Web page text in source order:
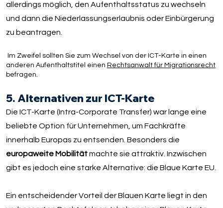
allerdings möglich, den Aufenthaltsstatus zu wechseln
und dann die Niederlassungserlaubnis oder Einbürgerung
zu beantragen.
Im Zweifel sollten Sie zum Wechsel von der ICT-Karte in einen
anderen Aufenthaltstitel einen Rechtsanwalt für Migrationsrecht
befragen.
5. Alternativen zur ICT-Karte
Die ICT-Karte (Intra-Corporate Transfer) war lange eine
beliebte Option für Unternehmen, um Fachkräfte
innerhalb Europas zu entsenden. Besonders die
europaweite Mobilitätmachte sie attraktiv. Inzwischen
gibt es jedoch eine starke Alternative: die Blaue Karte EU.
Ein entscheidender Vorteil der Blauen Karte liegt in den